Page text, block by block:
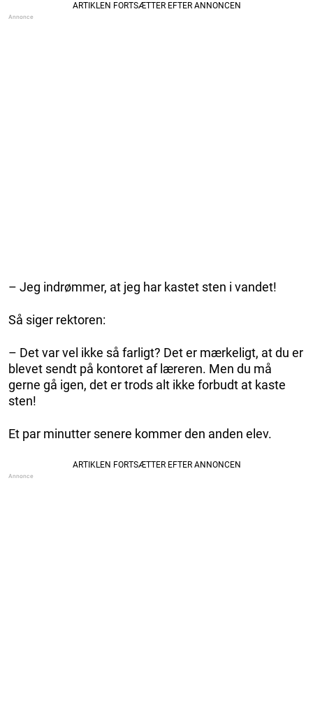
– Jeg indrømmer, at jeg har kastet sten i vandet!
Så siger rektoren:
– Det var vel ikke så farligt? Det er mærkeligt, at du er
blevet sendt på kontoret af læreren. Men du må
gerne gå igen, det er trods alt ikke forbudt at kaste
sten!
Et par minutter senere kommer den anden elev.